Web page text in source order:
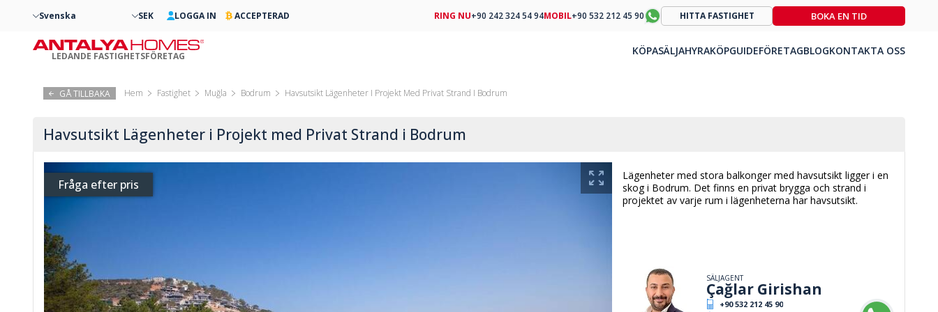
GÅ TILLBAKA Hem Fastighet Muğla Bodrum Havsutsikt Lägenheter I Projekt Med Privat Strand I Bodrum
Havsutsikt Lägenheter i Projekt med Privat Strand i Bodrum
Fråga efter pris
Lägenheter med stora balkonger med havsutsikt ligger i en
skog i Bodrum. Det finns en privat brygga och strand i
projektet av varje rum i lägenheterna har havsutsikt.
SÄLJAGENT
Çağlar Girishan
+90 532 212 45 90
Svenska SEK LOGGA IN ACCEPTERAD
LEDANDE FASTIGHETSFÖRETAG
RING NU+90 242 324 54 94MOBIL+90 532 212 45 90 HITTA FASTIGHET BOKA EN TID
KÖPASÄLJAHYRAKÖPGUIDEFÖRETAGBLOGKONTAKTA OSS